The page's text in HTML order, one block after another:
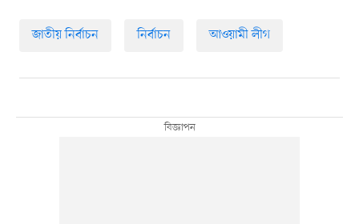
জাতীয় নির্বাচন নির্বাচন আওয়ামী লীগ